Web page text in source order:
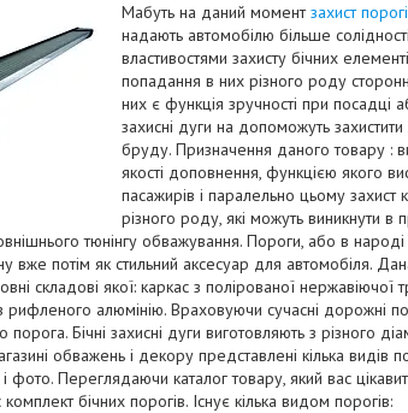
Мабуть на даний моментзахист
надають автомобілю більше
властивостями захисту бічних
попадання в них різного роду
них є функція зручності при посадці
захисні дуги на допоможуть
бруду. Призначення даного товару :
якості доповнення, функцією якого
пасажирів і паралельно цьому
різного роду, які можуть виникнути в
тюнінгу обважування. Пороги, або в
вже потім як стильний аксесуар для автомобіля.
складові якої: каркас з полірованої нержавіючої
рифленого алюмінію. Враховуючи сучасні дорожні
порога. Бічні захисні дуги виготовляють з різного
обважень і декору представлені кілька видів
Переглядаючи каталог товару, який вас
бічних порогів. Існує кілька видом порогів: